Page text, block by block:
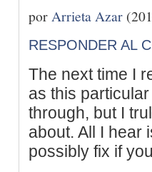
por Arrieta Azar
RESPONDER AL
The next time I
as this
through, but I
about. All I hear
possibly fix if